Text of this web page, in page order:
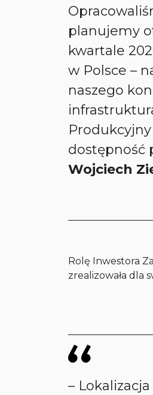
planujemy
kwartale
w Polsce –
naszego
dostępność
Wojciech
Rolę Inwestora
zrealizowała dla
–